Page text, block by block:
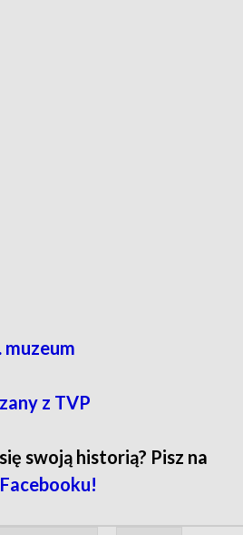
muzeum
z TVP
swoją historią? Pisz na